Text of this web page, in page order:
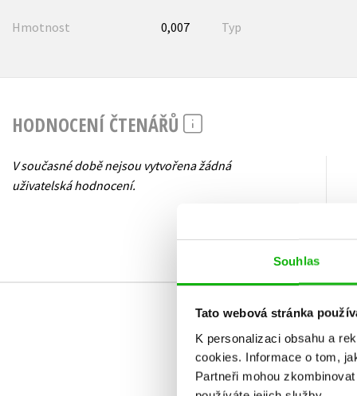
Souhlas
Tato webová stránka
K personalizaci obsahu a
cookies. Informace o tom,
Partneři mohou
Hmotnost 0,007 Typ
HODNOCENÍ ČTENÁŘŮ
V současné době nejsou vytvořena žádná
uživatelská hodnocení.